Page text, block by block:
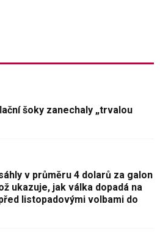
šoky zanechaly „trvalou
v průměru 4 dolarů za galon
ukazuje, jak válka dopadá na
listopadovými volbami do